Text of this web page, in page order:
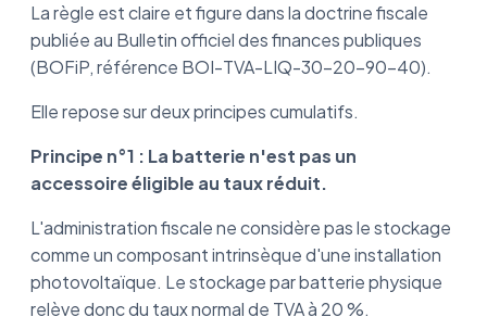
La règle est claire et figure dans la doctrine fiscale
publiée au Bulletin officiel des finances publiques
(BOFiP, référence BOI-TVA-LIQ-30-20-90-40).
Elle repose sur deux principes cumulatifs.
Principe n°1 : La batterie n'est pas un
accessoire éligible au taux réduit.
L'administration fiscale ne considère pas le stockage
comme un composant intrinsèque d'une installation
photovoltaïque. Le stockage par batterie physique
relève donc du taux normal de TVA à 20 %.